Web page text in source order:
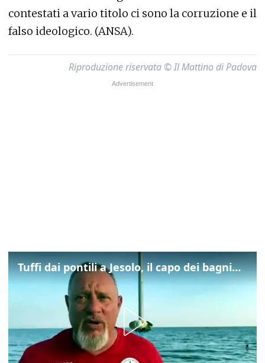
contestati a vario titolo ci sono la corruzione e il
falso ideologico. (ANSA).
Riproduzione riservata © Il Mattino di Padova
Tuffi dai pontili a Jesolo, il capo dei bagnini: "L'impegno di tutti per evitare altre tragedie"